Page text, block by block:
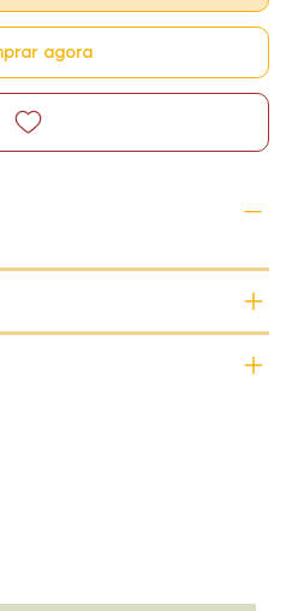
agora